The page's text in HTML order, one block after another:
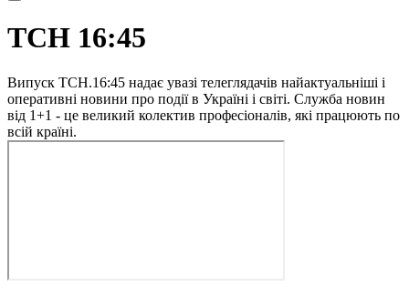
ТСН 16:45
Випуск ТСН.16:45 надає увазі телеглядачів найактуальніші і
оперативні новини про події в Україні і світі. Служба новин
від 1+1 - це великий колектив професіоналів, які працюють по
всій країні.